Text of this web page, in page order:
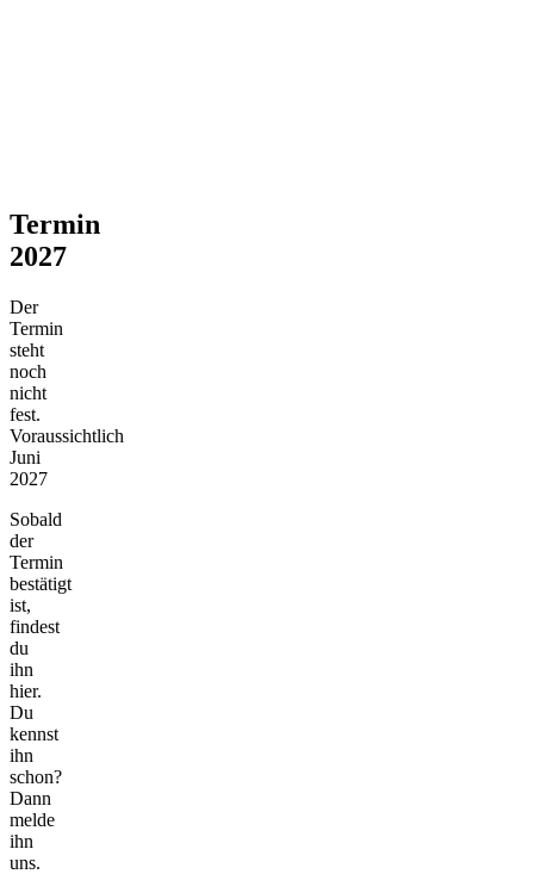
Termin
2027
Der
Termin
steht
noch
nicht
fest.
Voraussichtlich
Juni
2027
Sobald
der
Termin
bestätigt
ist,
findest
du
ihn
hier.
Du
kennst
ihn
schon?
Dann
melde
ihn
uns.